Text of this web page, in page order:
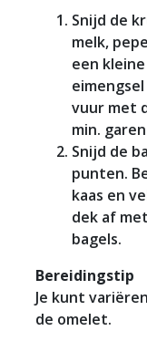
Snijd de
melk,
een
vuur met
min.
Snijd de
punten.
kaas en
dek af
bagels.
Bereidingstip
Je kunt
de omelet.